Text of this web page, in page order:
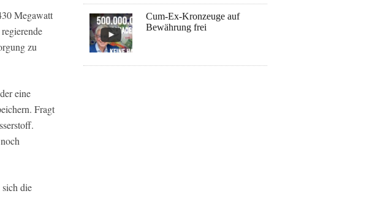
Megawatt
zu
eine
Fragt
die
Cum-Ex-Kronzeuge auf
Bewährung frei